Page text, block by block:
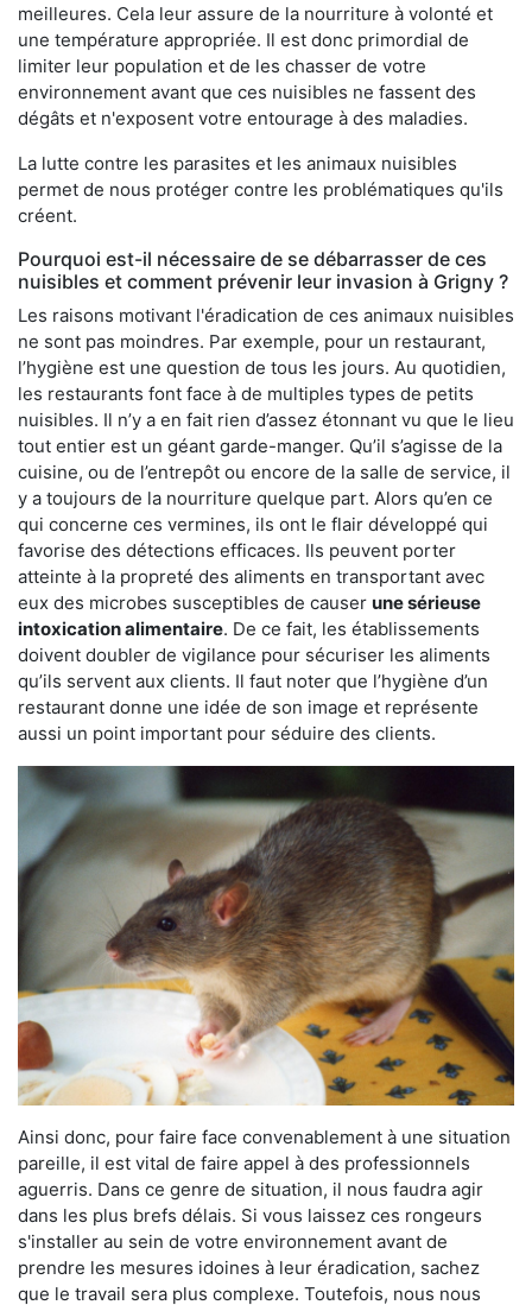
meilleures. Cela leur assure de la nourriture à volonté et
une température appropriée. Il est donc primordial de
limiter leur population et de les chasser de votre
environnement avant que ces nuisibles ne fassent des
dégâts et n'exposent votre entourage à des maladies.
La lutte contre les parasites et les animaux nuisibles
permet de nous protéger contre les problématiques qu'ils
créent.
Pourquoi est-il nécessaire de se débarrasser de ces
nuisibles et comment prévenir leur invasion à Grigny ?
Les raisons motivant l'éradication de ces animaux nuisibles
ne sont pas moindres. Par exemple, pour un restaurant,
l’hygiène est une question de tous les jours. Au quotidien,
les restaurants font face à de multiples types de petits
nuisibles. Il n’y a en fait rien d’assez étonnant vu que le lieu
tout entier est un géant garde-manger. Qu’il s’agisse de la
cuisine, ou de l’entrepôt ou encore de la salle de service, il
y a toujours de la nourriture quelque part. Alors qu’en ce
qui concerne ces vermines, ils ont le flair développé qui
favorise des détections efficaces. Ils peuvent porter
atteinte à la propreté des aliments en transportant avec
eux des microbes susceptibles de causer une sérieuse
intoxication alimentaire. De ce fait, les établissements
doivent doubler de vigilance pour sécuriser les aliments
qu’ils servent aux clients. Il faut noter que l’hygiène d’un
restaurant donne une idée de son image et représente
aussi un point important pour séduire des clients.
Ainsi donc, pour faire face convenablement à une situation
pareille, il est vital de faire appel à des professionnels
aguerris. Dans ce genre de situation, il nous faudra agir
dans les plus brefs délais. Si vous laissez ces rongeurs
s'installer au sein de votre environnement avant de
prendre les mesures idoines à leur éradication, sachez
que le travail sera plus complexe. Toutefois, nous nous